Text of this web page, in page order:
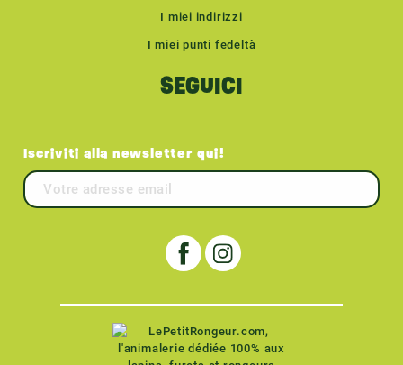
I miei indirizzi
I miei punti fedeltà
SEGUICI
Iscriviti alla newsletter qui!